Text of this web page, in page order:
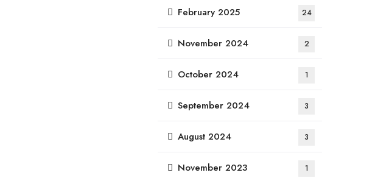
February 2025 24
November 2024 2
October 2024 1
September 2024 3
August 2024 3
November 2023 1